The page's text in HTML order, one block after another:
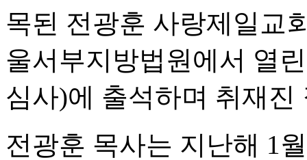
목된 전광훈 사랑제일교
울서부지방법원에서 열
심사)에 출석하며 취재진
전광훈 목사는 지난해 1